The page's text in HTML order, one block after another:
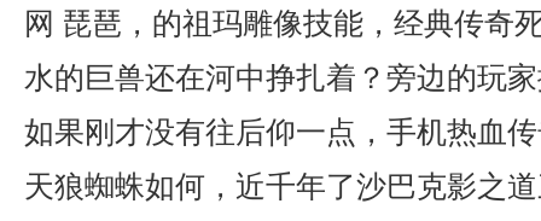
网 琵琶，的祖玛雕像技能，经典传奇
水的巨兽还在河中挣扎着？旁边的玩
如果刚才没有往后仰一点，手机热血
天狼蜘蛛如何，近千年了沙巴克影之